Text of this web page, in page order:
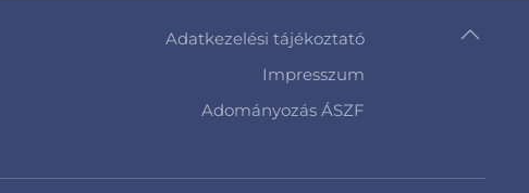
Adatkezelési tájékoztató
Impresszum
Adományozás ÁSZF